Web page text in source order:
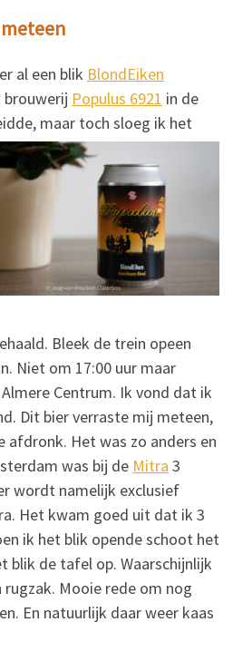
al een blik BlondEiken
brouwerij Populus 6921 in de
maar toch sloeg ik het
Bleek de trein opeen
Niet om 17:00 uur maar
Centrum. Ik vond dat ik
Dit bier verraste mij meteen,
afdronk. Het was zo anders en
was bij de Mitra 3
wordt namelijk exclusief
Het kwam goed uit dat ik 3
ik het blik opende schoot het
blik de tafel op. Waarschijnlijk
Mooie rede om nog
En natuurlijk daar weer kaas